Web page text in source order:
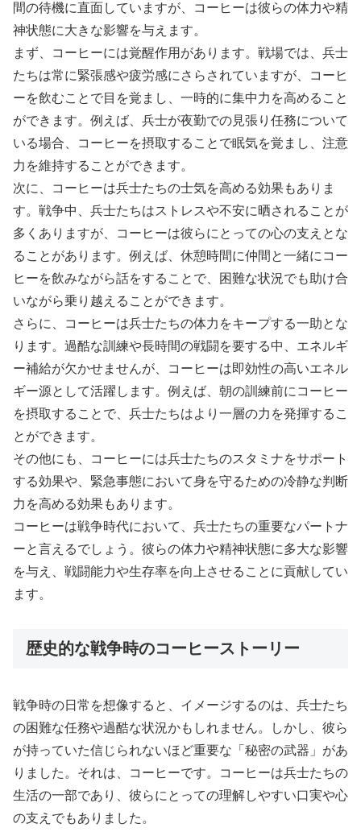
間の待機に直面していますが、コーヒーは彼らの体力や精
神状態に大きな影響を与えます。
まず、コーヒーには覚醒作用があります。戦場では、兵士
たちは常に緊張感や疲労感にさらされていますが、コーヒ
ーを飲むことで目を覚まし、一時的に集中力を高めること
ができます。例えば、兵士が夜勤での見張り任務について
いる場合、コーヒーを摂取することで眠気を覚まし、注意
力を維持することができます。
次に、コーヒーは兵士たちの士気を高める効果もありま
す。戦争中、兵士たちはストレスや不安に晒されることが
多くありますが、コーヒーは彼らにとっての心の支えとな
ることがあります。例えば、休憩時間に仲間と一緒にコー
ヒーを飲みながら話をすることで、困難な状況でも助け合
いながら乗り越えることができます。
さらに、コーヒーは兵士たちの体力をキープする一助とな
ります。過酷な訓練や長時間の戦闘を要する中、エネルギ
ー補給が欠かせませんが、コーヒーは即効性の高いエネル
ギー源として活躍します。例えば、朝の訓練前にコーヒー
を摂取することで、兵士たちはより一層の力を発揮するこ
とができます。
その他にも、コーヒーには兵士たちのスタミナをサポート
する効果や、緊急事態において身を守るための冷静な判断
力を高める効果もあります。
コーヒーは戦争時代において、兵士たちの重要なパートナ
ーと言えるでしょう。彼らの体力や精神状態に多大な影響
を与え、戦闘能力や生存率を向上させることに貢献してい
ます。
歴史的な戦争時のコーヒーストーリー
戦争時の日常を想像すると、イメージするのは、兵士たち
の困難な任務や過酷な状況かもしれません。しかし、彼ら
が持っていた信じられないほど重要な「秘密の武器」があ
りました。それは、コーヒーです。コーヒーは兵士たちの
生活の一部であり、彼らにとっての理解しやすい口実や心
の支えでもありました。